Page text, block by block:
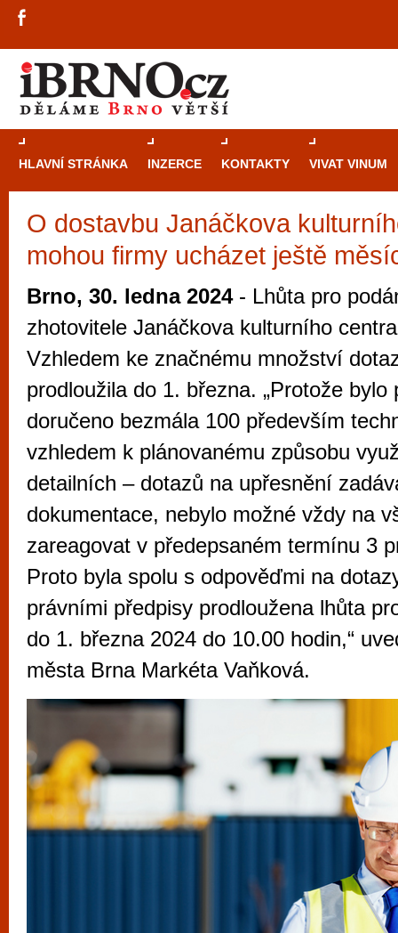
HLAVNÍ STRÁNKA INZERCE KONTAKTY VIVAT VINUM
O dostavbu Janáčkova
mohou firmy ucházet ještě
Brno, 30. ledna 2024- Lhůta pro
zhotovitele Janáčkova kulturního
Vzhledem ke značnému množství
prodloužila do 1. března. „Protože bylo
doručeno bezmála 100 především
vzhledem k plánovanému způsobu
detailních – dotazů na upřesnění
dokumentace, nebylo možné vždy na
zareagovat v předepsaném termínu 3
Proto byla spolu s odpověďmi na
právními předpisy prodloužena lhůta
do 1. března 2024 do 10.00 hodin,“
města Brna Markéta Vaňková.
Průvodce
Brně: Od
Brno je
zajímavé
restaurace,
Mimo jiné je ale také místem, kde si
vyzkoušet různé kasinové hry. V
metropoli naleznete širokou nabídku her
po moderní automaty jak pro pravidelné
příležitostné hráče. V...